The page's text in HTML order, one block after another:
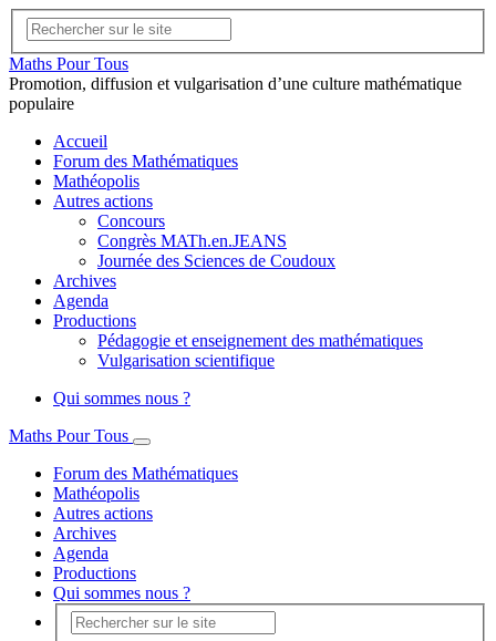
Maths Pour Tous
Promotion, diffusion et vulgarisation d’une culture mathématique
populaire
Accueil
Forum des Mathématiques
Mathéopolis
Autres actions
Concours
Congrès MATh.en.JEANS
Journée des Sciences de Coudoux
Archives
Agenda
Productions
Pédagogie et enseignement des mathématiques
Vulgarisation scientifique
Qui sommes nous ?
Maths Pour Tous
Forum des Mathématiques
Mathéopolis
Autres actions
Archives
Agenda
Productions
Qui sommes nous ?